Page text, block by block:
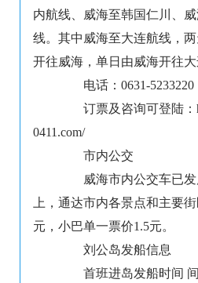
内航线、威海至韩国仁川、
线。其中威海至大连航线，
开往威海，单日由威海开往大
电话：0631-5233220
订票及咨询可登陆：
0411.com/
市内公交
威海市内公交车已发
上，通达市内各景点和主要
元，小巴单一票价1.5元。
刘公岛发船信息
首班进岛发船时间 间